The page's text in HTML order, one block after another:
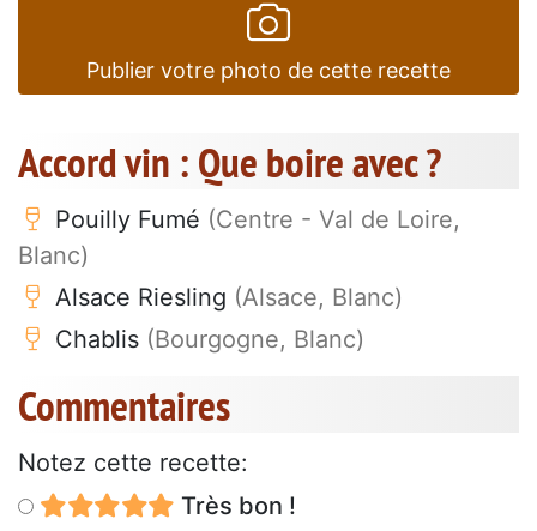
Publier votre photo de cette recette
Accord vin : Que boire avec ?
Pouilly Fumé (Centre - Val de Loire,
Blanc)
Alsace Riesling (Alsace, Blanc)
Chablis (Bourgogne, Blanc)
Commentaires
Notez cette recette:
Très bon !